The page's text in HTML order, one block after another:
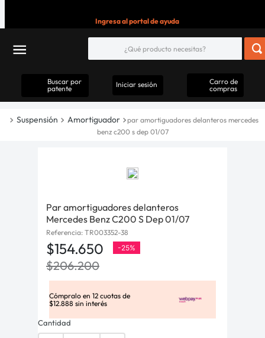
Ingresa al portal de ayuda
Buscar por
patente
Iniciar sesión
Carro de
compras
Suspensión Amortiguador
par amortiguadores delanteros mercedes
benz c200 s dep 01/07
Par amortiguadores delanteros
Mercedes Benz C200 S Dep 01/07
Referencia: TR003352-38
$154.650 -25%
$206.200
Cómpralo en 12 cuotas de
$12.888 sin interés
Cantidad